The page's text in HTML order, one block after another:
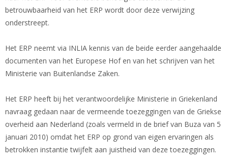
betrouwbaarheid van het ERP wordt door deze verwijzing
onderstreept.
Het ERP neemt via INLIA kennis van de beide eerder aangehaalde
documenten van het Europese Hof en van het schrijven van het
Ministerie van Buitenlandse Zaken.
Het ERP heeft bij het verantwoordelijke Ministerie in Griekenland
navraag gedaan naar de vermeende toezeggingen van de Griekse
overheid aan Nederland (zoals vermeld in de brief van Buza van 5
januari 2010) omdat het ERP op grond van eigen ervaringen als
betrokken instantie twijfelt aan juistheid van deze toezeggingen.